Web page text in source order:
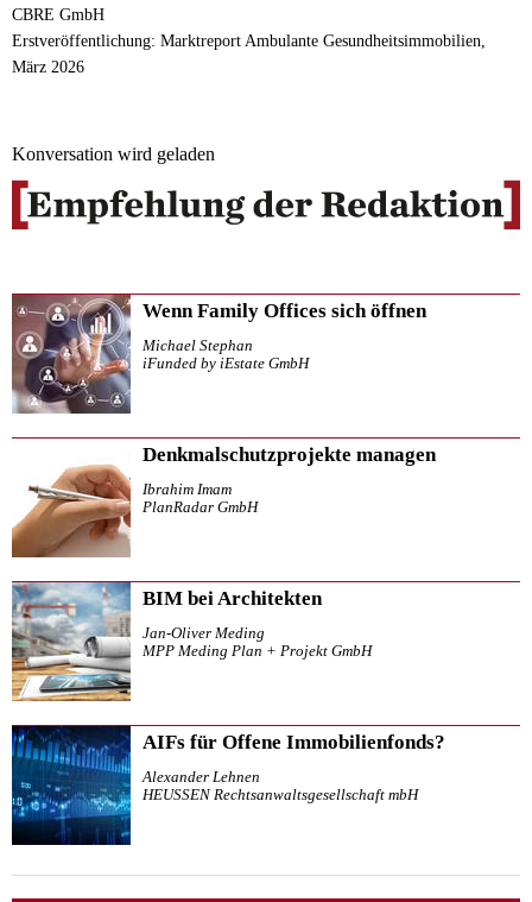
CBRE GmbH
Erstveröffentlichung: Marktreport Ambulante Gesundheitsimmobilien,
März 2026
Konversation wird geladen
Wenn Family Offices sich öffnen
Michael Stephan
iFunded by iEstate GmbH
Denkmalschutzprojekte managen
Ibrahim Imam
PlanRadar GmbH
BIM bei Architekten
Jan-Oliver Meding
MPP Meding Plan + Projekt GmbH
AIFs für Offene Immobilienfonds?
Alexander Lehnen
HEUSSEN Rechtsanwaltsgesellschaft mbH